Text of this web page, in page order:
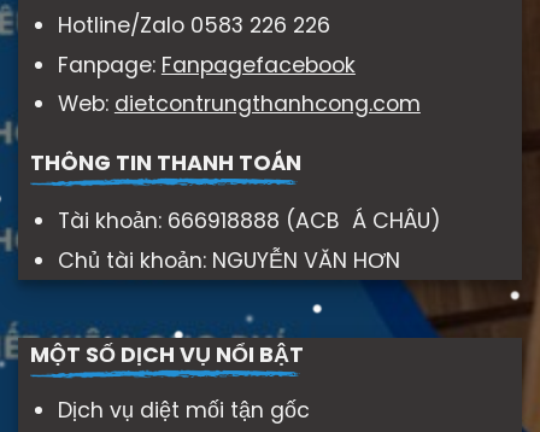
Hotline/Zalo 0583 226 226
Fanpage: Fanpagefacebook
Web: dietcontrungthanhcong.com
THÔNG TIN THANH TOÁN
Tài khoản: 666918888 (ACB Á CHÂU)
Chủ tài khoản: NGUYỄN VĂN HƠN
MỘT SỐ DỊCH VỤ NỔI BẬT
Dịch vụ diệt mối tận gốc